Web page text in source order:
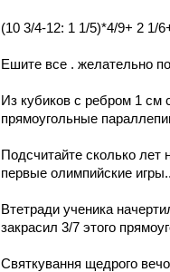
(10 3/4-12: 1 1/5)*4/9+ 2 1/
Ешите все . желательно
Из кубиков с ребром 1 см
прямоугольные
Подсчитайте сколько лет
первые олимпийские
Втетради ученика
закрасил 3/7 этого
Святкування щедрого